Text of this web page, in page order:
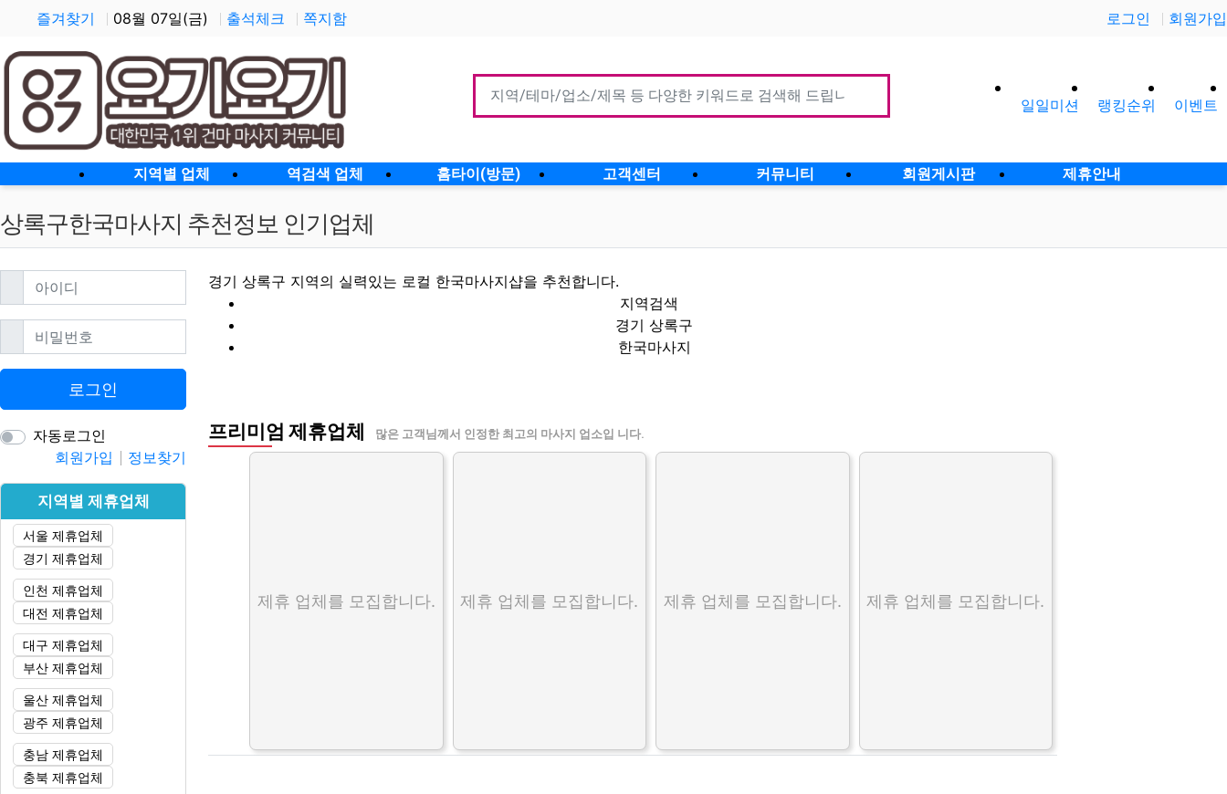
즐겨찾기 08월 07일(금) 출석체크 쪽지함 로그인 회원가입
일일미션 랭킹순위 이벤트
지역별 업체 역검색 업체 홈타이(방문) 고객센터 커뮤니티 회원게시판 제휴안내
상록구한국마사지 추천정보 인기업체
경기 상록구 지역의 실력있는 로컬 한국마사지샵을 추천합니다.
지역검색
경기 상록구
한국마사지
프리미엄 제휴업체 많은 고객님께서 인정한 최고의 마사지 업소입 니다.
제휴 업체를 모집합니다. 제휴 업체를 모집합니다. 제휴 업체를 모집합니다. 제휴 업체를 모집합니다.
아이디필수
비밀번호필수
로그인
자동로그인
회원가입
정보찾기
지역별 제휴업체
서울 제휴업체
경기 제휴업체
인천 제휴업체
대전 제휴업체
대구 제휴업체
부산 제휴업체
울산 제휴업체
광주 제휴업체
충남 제휴업체
충북 제휴업체